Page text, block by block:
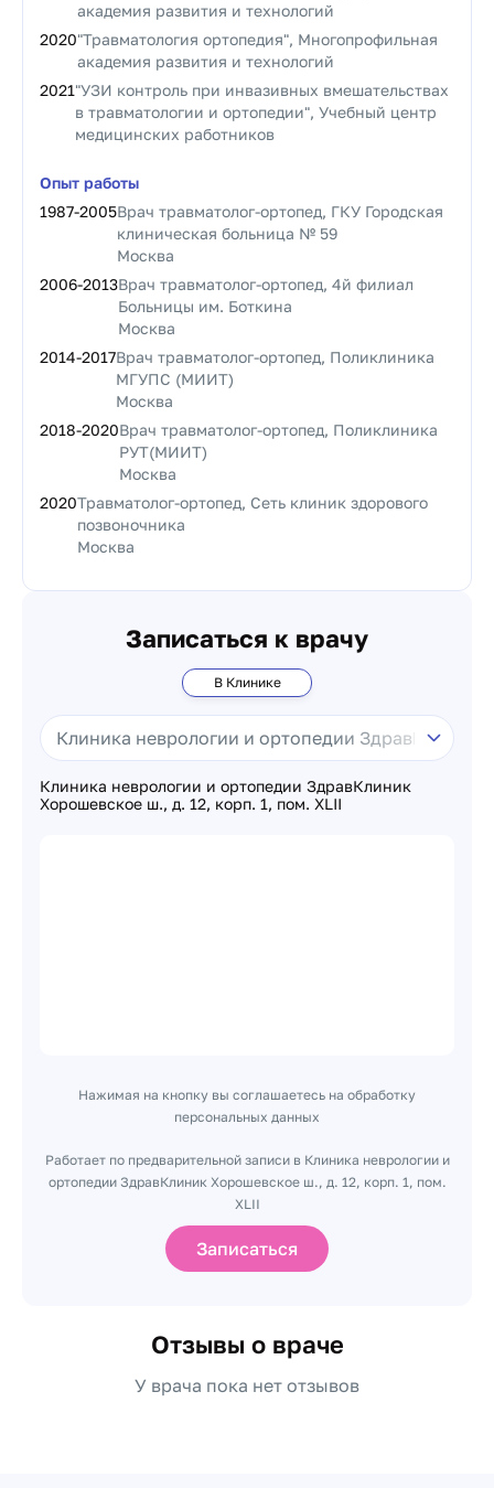
академия развития и технологий
2020"Травматология ортопедия", Многопрофильная
академия развития и технологий
2021"УЗИ контроль при инвазивных вмешательствах
в травматологии и ортопедии", Учебный центр
медицинских работников
Опыт работы
1987-2005Врач травматолог-ортопед, ГКУ Городская
клиническая больница № 59
Москва
2006-2013Врач травматолог-ортопед, 4й филиал
Больницы им. Боткина
Москва
2014-2017Врач травматолог-ортопед, Поликлиника
МГУПС (МИИТ)
Москва
2018-2020Врач травматолог-ортопед, Поликлиника
РУТ(МИИТ)
Москва
2020Травматолог-ортопед, Сеть клиник здорового
позвоночника
Москва
Записаться к врачу
В Клинике
Клиника неврологии и ортопедии ЗдравКлиник
Хорошевское ш., д. 12, корп. 1, пом. XLII
Нажимая на кнопку вы соглашаетесь на обработку
персональных данных
Работает по предварительной записи в Клиника неврологии и
ортопедии ЗдравКлиник Хорошевское ш., д. 12, корп. 1, пом.
XLII
Записаться
Отзывы о враче
У врача пока нет отзывов